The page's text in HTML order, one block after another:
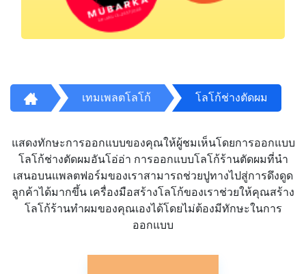
เทมเพลตโลโก้ โลโก้ช่างตัดผม
แสดงทักษะการออกแบบของคุณให้ผู้ชมเห็นโดยการออกแบบ
โลโก้ช่างตัดผมอันโอ่อ่า การออกแบบโลโก้ร้านตัดผมที่นำ
เสนอบนแพลตฟอร์มของเราสามารถช่วยปูทางไปสู่การดึงดูด
ลูกค้าได้มากขึ้น เครื่องมือสร้างโลโก้ของเราช่วยให้คุณสร้าง
โลโก้ร้านทำผมของคุณเองได้โดยไม่ต้องมีทักษะในการ
ออกแบบ